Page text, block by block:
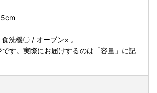
洗機〇 / オーブン× 。
す。実際にお届けするのは「容量」に記